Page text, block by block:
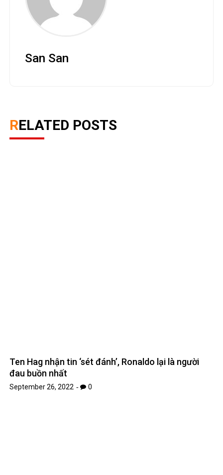
San San
RELATED POSTS
Ten Hag nhận tin ‘sét đánh’, Ronaldo lại là người
đau buồn nhất
September 26, 2022 0